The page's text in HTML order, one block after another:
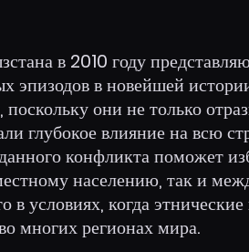
в 2010 году
эпизодов в новейшей
они не только
глубокое влияние на всю
конфликта поможет
населению, так и
в условиях, когда
многих регионах мира.